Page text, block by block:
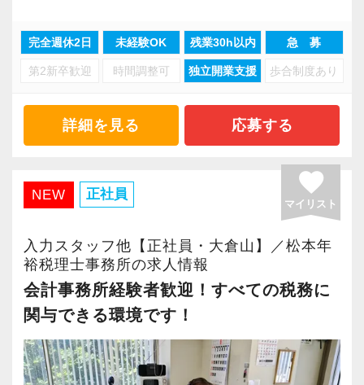
【求職者へのメッセージ】
当社では、「こうなりたい」という将来のキャ
リアプランが明確な方が成長しています。
そのため、採用面接では「1年後、3年後、5年後
たとえば希望年収があれば、その目標に向けて
どう仕事をすればいいのか具体的にお伝えしま
当社は積極的な人に惜しみなくチャンスを与え
るというスタイルで、経験年数を積めば自動的
にキャリアアップするという仕組みになっては
いません。
ですから、ステップアップしたい人は、遠慮な
モニターを全席設置。
入力もAI-OCRを使用して、業務効率化とペーパ
ーレス化を進めています。kintoneや
LINEWORKS、クラウドサインなどを活用して
いるので効率よくストレスフリーに業務をこな
ぜひ体験してください！
ます】
キャリアステップは等級制（1〜6等級）で、求
められる業務レベルや役割を明確にしていま
す。目標設定がしやすく、成長を実感しながら
ステップアップが可能です。
昇級は年に2回の自己申請制で何度でもチャレン
◆ 人のために動けること
◆ 変化を楽しむこと
◆ 挑戦を恐れないこと
◆ 成長を止めないこと
この7つの要素に共感するメンバーが集まってい
それぞれが自分自身の目標に向かって主体的に
行動でき、お互いに協力し、常に感謝しあえる
環境です。
だからこそ、いつでも笑顔が絶えず、たとえ辛
い・苦しい・厳しい状況でも、楽しさとやりが
いを見つけながら仕事ができるのだと考えてい
ます。
所を決めました。
Q. 実際に働いてみてどうですか？
A. さまざまな業務を任せてもらえるので、以前
より成長スピードが上がったと感じています。
A. 上司や先輩に相談しやすく、風通しの良い職
＜求める人材＞
・税務経験を活かして成長したい方
・キャリアアップ志向のある方
・主体的に業務を進められる方
・顧客対応や提案業務に挑戦したい方
当事務所は、あなたの成長を全力でサポートし
ます。
【質の高いサービスの提供と組織体制強化のた
め、新メンバーを募集します！】
神奈川県を中心に幅広い分野にわたって、質の
高いサービス提供を行っています。
この質の高いサービスにより、クライアントか
らの高い信頼を得ています。
当事務所と一緒にお客様の繁栄と発展のために
知恵を絞り、誠実に取り組んでいただける新メ
ンバーをお迎えし、より一層クライアントから
ています。
他ではなかなか得ることができないスキルや経
完全週休2日 未経験OK 残業30h以内 急 募
第2新卒歓迎 時間調整可 独立開業支援 歩合制度あり
詳細を見る 応募する
NEW 正社員 favorite
マイリスト
入力スタッフ他【正社員・大倉山】／松本年
裕税理士事務所の求人情報
会計事務所経験者歓迎！すべての税務に
関与できる環境です！